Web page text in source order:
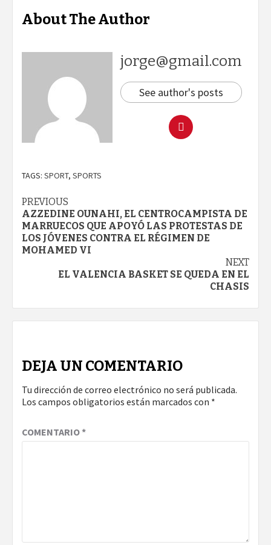
About The Author
jorge@gmail.com
See author's posts
TAGS: SPORT, SPORTS
Continue
Reading
PREVIOUS
AZZEDINE OUNAHI, EL CENTROCAMPISTA DE
MARRUECOS QUE APOYÓ LAS PROTESTAS DE
LOS JÓVENES CONTRA EL RÉGIMEN DE
MOHAMED VI
NEXT
EL VALENCIA BASKET SE QUEDA EN EL
CHASIS
DEJA UN COMENTARIO
Tu dirección de correo electrónico no será publicada.
Los campos obligatorios están marcados con *
COMENTARIO*